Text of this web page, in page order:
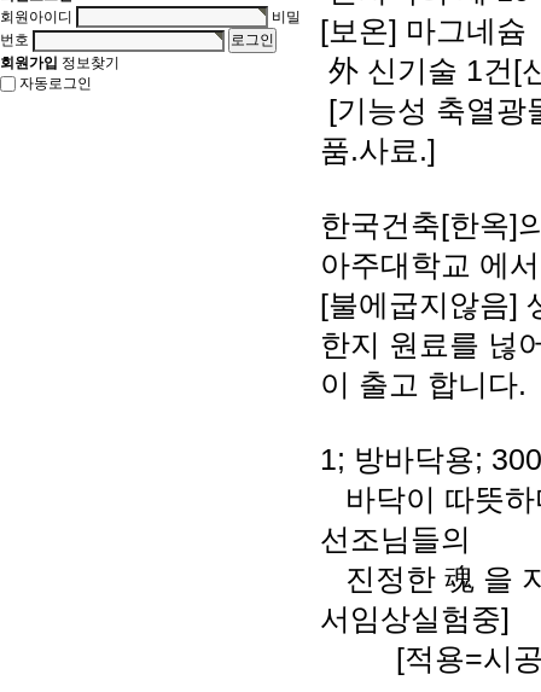
회원아이디
비밀
번호
회원가입 정보찾기
자동로그인
[보온] 마그네슘
外 신기술 1건[
[기능성 축열광
품.사료.]
한국건축[한옥]
아주대학교 에
[불에굽지않음]
한지 원료를 넎
이 출고 합니다.
1; 방바닥용;
바닥이 따뜻하
선조님들의
진정한 魂 을
서임상실험중]
[적용=시공;